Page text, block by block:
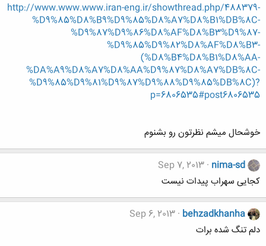
http://www.www.www.iran-eng.ir/showthread.php/488379-
%D9%85%D8%B9%D9%85%D8%A7%D8%B1%DB%8C-
%D9%87%D9%86%D8%AF%D8%B3%D9%87-
%D9%85%D9%82%D8%AF%D8%B3-
(%D8%B4%D8%B1%D8%AA-
%DA%A9%D8%A7%D8%AA%D9%87%D8%A7%DB%8C-
%D9%85%D9%81%D9%87%D9%88%D9%85%DB%8C)?
p=6806535#post6806535
خوشحال میشم نظرتون رو بشنوم
nima-sd
Sep 7, 2013
کجایی سهراب پیدات نیست
behzadkhanha
Sep 6, 2013
دلم تنگ شده برات